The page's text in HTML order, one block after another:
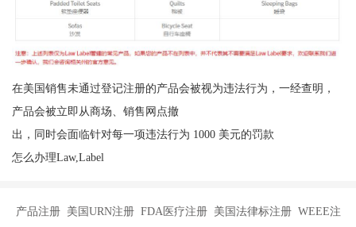
在美国销售未通过登记注册的产品会被视为违法行为，一经查明，
产品会被立即从商场、销售网点撤
出，同时会面临针对每一项违法行为 1000 美元的罚款
怎么办理Law,Label
产品注册 美国URN注册 FDA医疗注册 美国法律标注册 WEEE注